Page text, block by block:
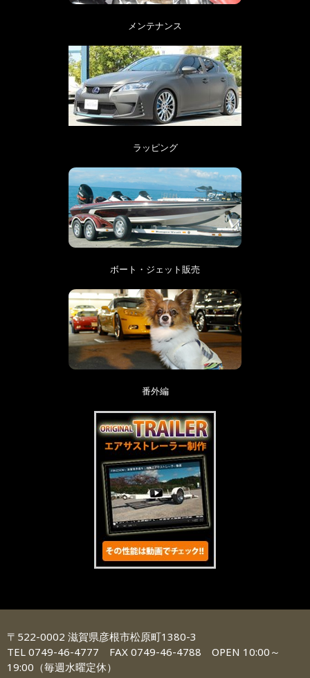
メンテナンス
ラッピング
ボート・ジェット販売
番外編
〒522-0002 滋賀県彦根市松原町1380-3
TEL 0749-46-4777 FAX 0749-46-4788 OPEN 10:00～
19:00（毎週水曜定休）